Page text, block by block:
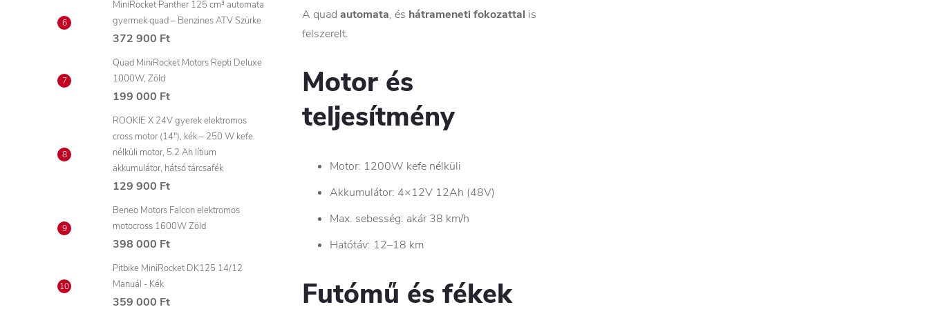
MiniRocket Panther 125 cm³ automata
gyermek quad – Benzines ATV Szürke
372 900 Ft
Quad MiniRocket Motors Repti Deluxe
1000W, Zöld
199 000 Ft
ROOKIE X 24V gyerek elektromos
cross motor (14"), kék – 250 W kefe
nélküli motor, 5.2 Ah lítium
akkumulátor, hátsó tárcsafék
129 900 Ft
Beneo Motors Falcon elektromos
motocross 1600W Zöld
398 000 Ft
Pitbike MiniRocket DK125 14/12
Manuál - Kék
359 000 Ft
A quad automata, és hátrameneti fokozattal is
felszerelt.
Motor és
teljesítmény
Motor: 1200W kefe nélküli
Akkumulátor: 4×12V 12Ah (48V)
Max. sebesség: akár 38 km/h
Hatótáv: 12–18 km
Futómű és fékek